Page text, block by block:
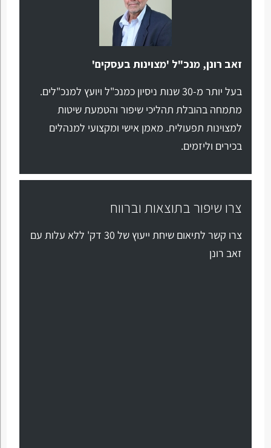
זאב רונן, מנכ"ל 'מצוינות בעסקים'
בעל יותר מ-30 שנות ניסיון כמנכ"ל ויועץ למנכ"לים.
מתמחה בהובלת תהליכי שיפור והטמעת שיטות
למצוינות תפעולית. מאמן אישי ומקצועי למנהלים
בכירים וליזמים.
צרו שיפור בתוצאות וברווח
צרו קשר לתיאום שיחת ייעוץ של 30 דק' ללא עלות עם
זאב רונן